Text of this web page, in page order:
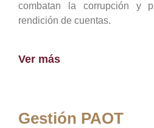
combatan la corrupción y
rendición de cuentas.
Ver más
Gestión PAOT